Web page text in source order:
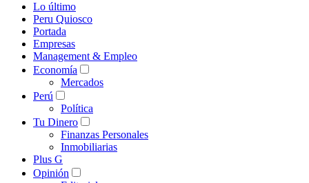
Lo último
Peru Quiosco
Portada
Empresas
Management & Empleo
Economía
Mercados
Perú
Política
Tu Dinero
Finanzas Personales
Inmobiliarias
Plus G
Opinión